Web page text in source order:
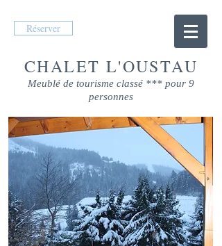
Réserver
CHALET L'OUSTAU
Meublé de tourisme classé *** pour 9
personnes